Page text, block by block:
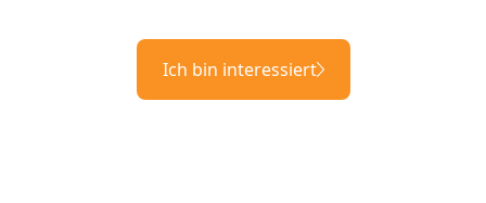
Ich bin interessiert